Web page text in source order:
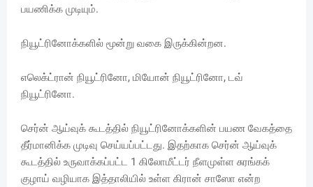
பயணிக்க முடியும்.
நியூட்ரினோக்களில் மூன்று வகை இருக்கின்றன.
எலெக்ட்ரான் நியூட்ரினோ, மியோன் நியூட்ரினோ, டவ்
நியூட்ரினோ.
செர்ன் ஆய்வுக் கூடத்தில் நியூட்ரினோக்களின் பயண வேகத்தை
தீர்மானிக்க முடிவு செய்யப்பட்டது. இதற்காக செர்ன் ஆய்வுக்
கூடத்தில் உருவாக்கப்பட்ட 1 கிலோமீட்டர் நீளமுள்ள சுரங்கக்
குழாய் வழியாக இத்தாலியில் உள்ள கிரான் சாஸோ என்ற